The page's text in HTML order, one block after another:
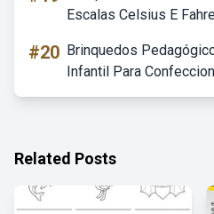
Escalas Celsius E
#20 Brinquedos
Infantil Para
Related Posts